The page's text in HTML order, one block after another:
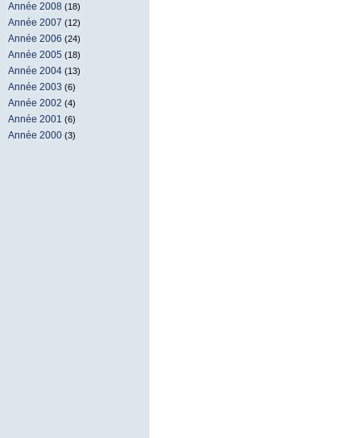
Année 2008 (18)
Année 2007 (12)
Année 2006 (24)
Année 2005 (18)
Année 2004 (13)
Année 2003 (6)
Année 2002 (4)
Année 2001 (6)
Année 2000 (3)